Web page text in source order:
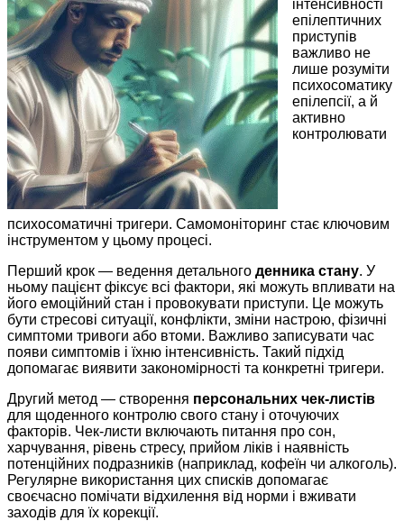
інтенсивності
епілептичних
приступів
важливо не
лише розуміти
психосоматику
епілепсії, а й
активно
контролювати
психосоматичні тригери. Самомоніторинг стає ключовим
інструментом у цьому процесі.
Перший крок — ведення детального денника стану. У
ньому пацієнт фіксує всі фактори, які можуть впливати на
його емоційний стан і провокувати приступи. Це можуть
бути стресові ситуації, конфлікти, зміни настрою, фізичні
симптоми тривоги або втоми. Важливо записувати час
появи симптомів і їхню інтенсивність. Такий підхід
допомагає виявити закономірності та конкретні тригери.
Другий метод — створення персональних чек-листів
для щоденного контролю свого стану і оточуючих
факторів. Чек-листи включають питання про сон,
харчування, рівень стресу, прийом ліків і наявність
потенційних подразників (наприклад, кофеїн чи алкоголь).
Регулярне використання цих списків допомагає
своєчасно помічати відхилення від норми і вживати
заходів для їх корекції.